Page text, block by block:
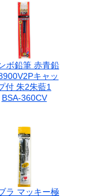
ボ鉛筆 赤青鉛
キャッ
付 朱2朱藍1
BSA-360CV
ラ マッキー極